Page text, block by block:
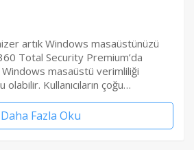
artık Windows masaüstünüzü
Total Security Premium’da
Windows masaüstü verimliliği
Kullanıcıların çoğu…
Daha Fazla Oku